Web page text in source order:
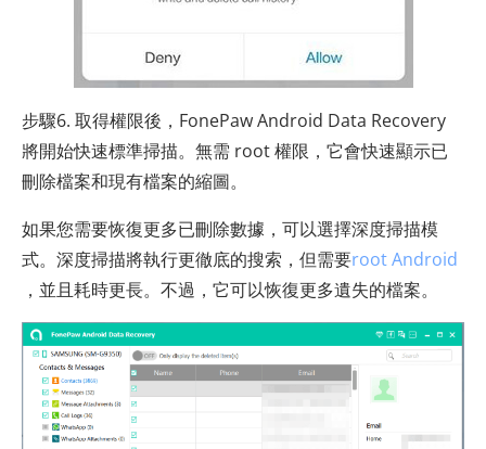
步驟6. 取得權限後，FonePaw Android Data Recovery
將開始快速標準掃描。無需 root 權限，它會快速顯示已
刪除檔案和現有檔案的縮圖。
如果您需要恢復更多已刪除數據，可以選擇深度掃描模
式。深度掃描將執行更徹底的搜索，但需要root Android
，並且耗時更長。不過，它可以恢復更多遺失的檔案。